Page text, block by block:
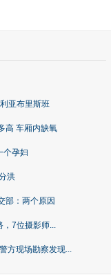
亚布里斯班
高 车厢内缺氧
个孕妇
洪
部：两个原因
，7位摄影师...
方现场勘察发现...